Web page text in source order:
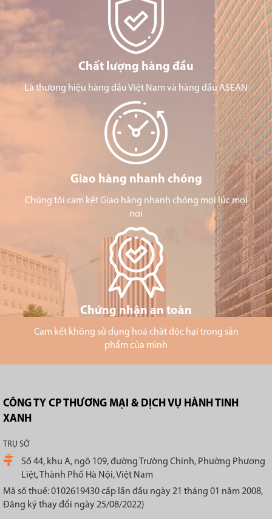
Chất lượng hàng đầu
Là thương hiệu hàng đầu Việt Nam và hàng đầu ASEAN
Giao hàng nhanh chóng
Chúng tôi cam kết Giao hàng nhanh chóng mọi lúc mọi
nơi
Chứng nhận an toàn
Cam kết không sử dụng hoá chất độc hại trong sản
phẩm của mình
CÔNG TY CP THƯƠNG MẠI & DỊCH VỤ HÀNH TINH
XANH
TRỤ SỞ
Số 44, khu A, ngõ 109, đường Trường Chinh, Phường Phương
Liệt, Thành Phố Hà Nội, Việt Nam
Mã số thuế: 0102619430 cấp lần đầu ngày 21 tháng 01 năm 2008,
Đăng ký thay đổi ngày 25/08/2022)